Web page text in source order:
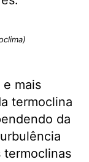
e mais
termoclina
da
termoclinas